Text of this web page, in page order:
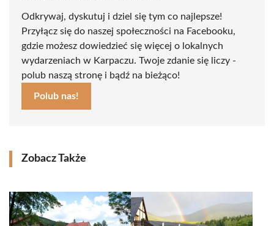
Odkrywaj, dyskutuj i dziel się tym co najlepsze!
Przyłącz się do naszej społeczności na Facebooku,
gdzie możesz dowiedzieć się więcej o lokalnych
wydarzeniach w Karpaczu. Twoje zdanie się liczy -
polub naszą stronę i bądź na bieżąco!
Polub nas!
Zobacz Także